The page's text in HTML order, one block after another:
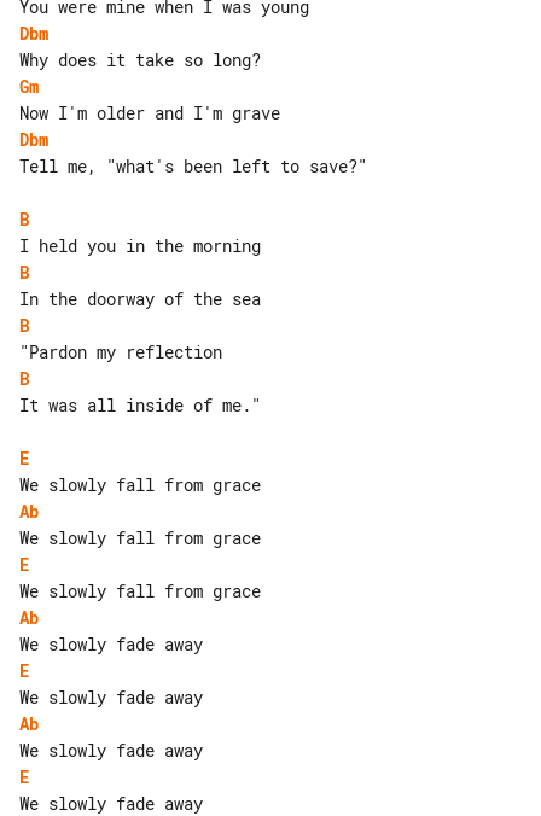
Dbm
Gm
Dbm
Tell me, "what's been left to save?"
B
B
B
B
It was all inside of me."
E
Ab
E
Ab
E
Ab
E